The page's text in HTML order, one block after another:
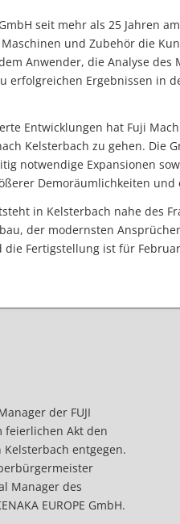
seit mehr als 25 Jahren
und Zubehör die
Anwender, die Analyse des
erfolgreichen Ergebnissen in
Entwicklungen hat Fuji
Kelsterbach zu gehen. Die
notwendige Expansionen
Demoräumlichkeiten und
in Kelsterbach nahe des
der modernsten
Fertigstellung ist für
der FUJI
feierlichen Akt den
entgegen.
Manager des
EUROPE GmbH.